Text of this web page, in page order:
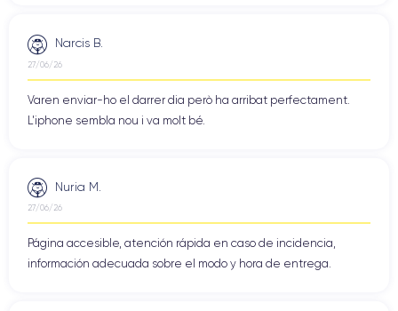
Narcis B.
27/06/26
Varen enviar-ho el darrer dia però ha arribat perfectament.
L'iphone sembla nou i va molt bé.
Nuria M.
27/06/26
Página accesible, atención rápida en caso de incidencia,
información adecuada sobre el modo y hora de entrega.